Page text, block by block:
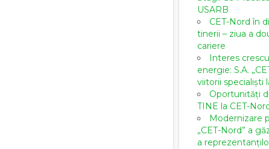
USARB
CET-Nord în
tinerii – ziua a
cariere
Interes
energie: S.A.
viitorii specialiști
Oportunități
TINE la CET-
Modernizare
„CET-Nord” a
a